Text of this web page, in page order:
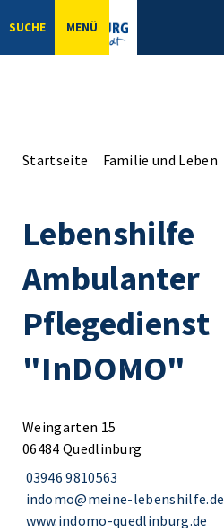
SUCHE MENÜ
Startseite Familie und Leben
Lebenshilfe
Ambulanter
Pflegedienst
"InDOMO"
Weingarten 15
06484 Quedlinburg
03946 9810563
indomo@meine-lebenshilfe.de
www.indomo-quedlinburg.de